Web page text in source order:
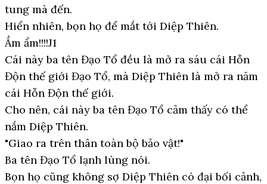
tung mà đến.
Hiển nhiên, bọn họ để mắt tới Diệp Thiên.
Ầm ẩm!!!!J1
Cái này ba tên Đạo Tổ đều là mở ra sáu cái Hỗn
Độn thế giới Đạo Tổ, mà Diệp Thiên là mở ra năm
cái Hỗn Độn thế giới.
Cho nên, cái này ba tên Đạo Tổ cảm thấy có thể
nắm Diệp Thiên.
"Giao ra trên thân toàn bộ bảo vật!"
Ba tên Đạo Tổ lạnh lùng nói.
Bọn họ cũng không sợ Diệp Thiên có đại bối cảnh,